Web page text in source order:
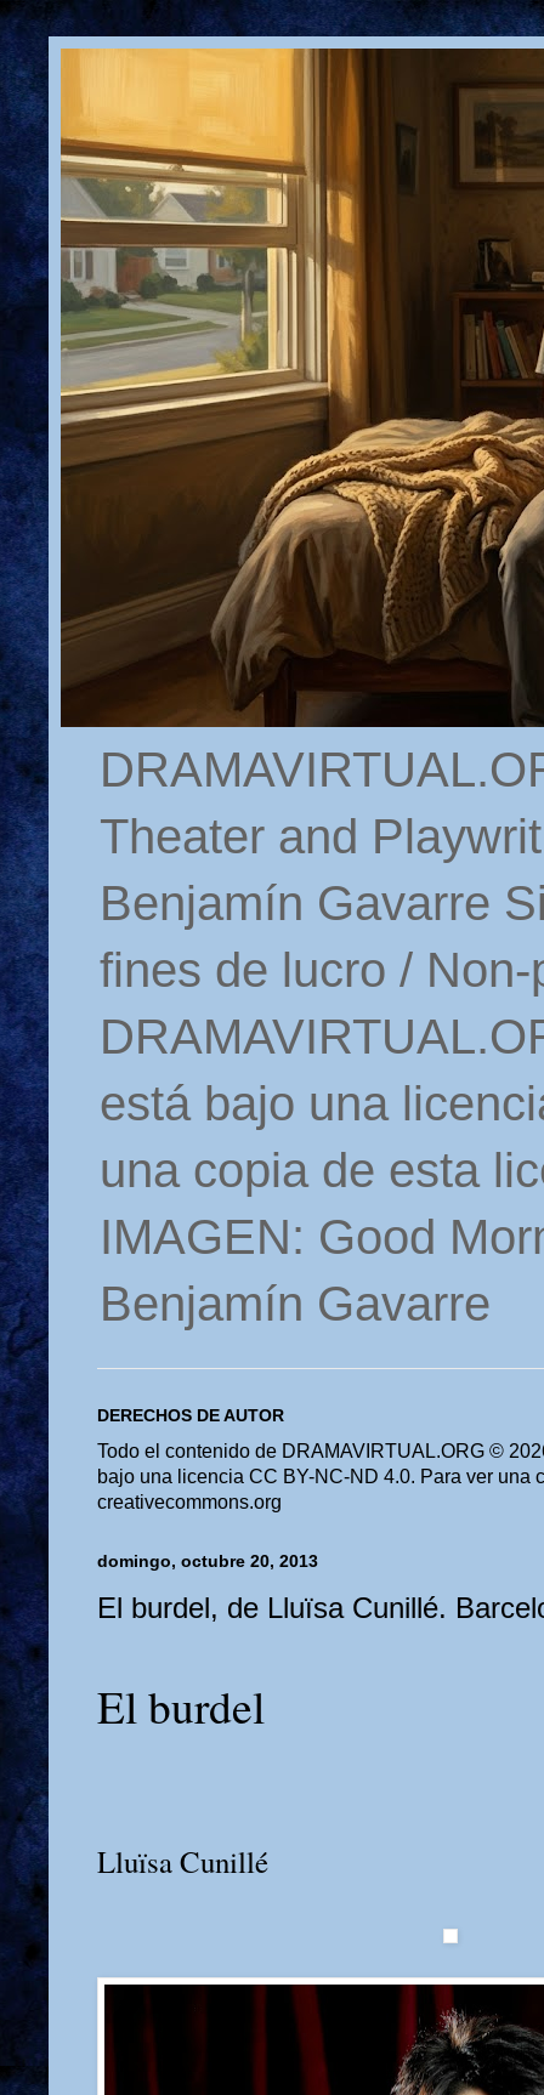
Theater and
Benjamín Gavarre
fines de lucro /
está bajo una
una copia de esta
IMAGEN: Good
Benjamín Gavarre
DERECHOS DE AUTOR
Todo el contenido de DRAMAVIRTUAL.ORG ©
bajo una licencia CC BY-NC-ND 4.0. Para ver una
creativecommons.org
domingo, octubre 20, 2013
El burdel, de Lluïsa Cunillé.
El burdel
Lluïsa Cunillé